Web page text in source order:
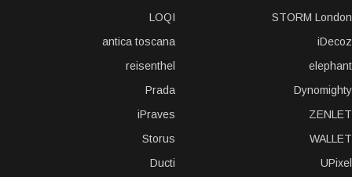
STORM London
iDecoz
elephant
Dynomighty
ZENLET
WALLET
UPixel
LOQI
antica toscana
reisenthel
Prada
iPraves
Storus
Ducti